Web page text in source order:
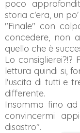
poco
storia c'era, un
"Finale" con
concedere, non
quello che è
Lo consiglierei?!?
lettura quindi si,
l'uscita di tutti e
differente.
Insomma fino
convincermi
disastro".